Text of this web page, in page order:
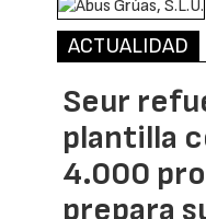
ACTUALIDAD
Seur
plantilla
4.000
prepara